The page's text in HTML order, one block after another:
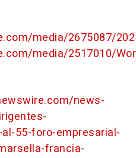
media/2675087/
media/2517010/
news-
55-foro-empresarial-
francia-